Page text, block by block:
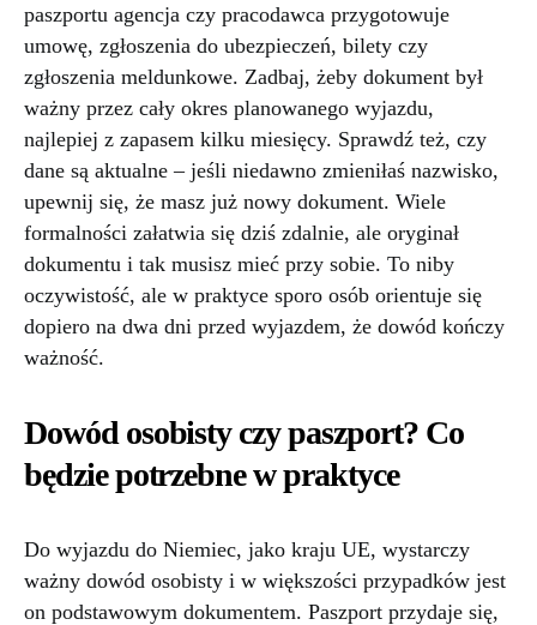
paszportu agencja czy pracodawca przygotowuje
umowę, zgłoszenia do ubezpieczeń, bilety czy
zgłoszenia meldunkowe. Zadbaj, żeby dokument był
ważny przez cały okres planowanego wyjazdu,
najlepiej z zapasem kilku miesięcy. Sprawdź też, czy
dane są aktualne – jeśli niedawno zmieniłaś nazwisko,
upewnij się, że masz już nowy dokument. Wiele
formalności załatwia się dziś zdalnie, ale oryginał
dokumentu i tak musisz mieć przy sobie. To niby
oczywistość, ale w praktyce sporo osób orientuje się
dopiero na dwa dni przed wyjazdem, że dowód kończy
ważność.
Dowód osobisty czy paszport? Co
będzie potrzebne w praktyce
Do wyjazdu do Niemiec, jako kraju UE, wystarczy
ważny dowód osobisty i w większości przypadków jest
on podstawowym dokumentem. Paszport przydaje się,